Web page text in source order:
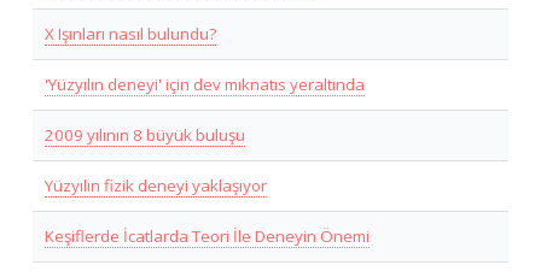
X Işınları nasıl bulundu?
'Yüzyılın deneyi' için dev mıknatıs yeraltında
2009 yılının 8 büyük buluşu
Yüzyılın fizik deneyi yaklaşıyor
Keşiflerde İcatlarda Teori İle Deneyin Önemi